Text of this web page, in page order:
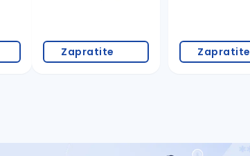
Zapratite Zapratite